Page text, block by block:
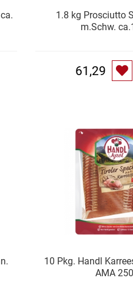
1.8 kg Prosciutto
m.Schw.
61,29
10 Pkg. Handl
AMA